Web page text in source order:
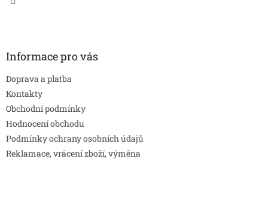
Informace pro vás
Doprava a platba
Kontakty
Obchodní podmínky
Hodnocení obchodu
Podmínky ochrany osobních údajů
Reklamace, vrácení zboží, výměna